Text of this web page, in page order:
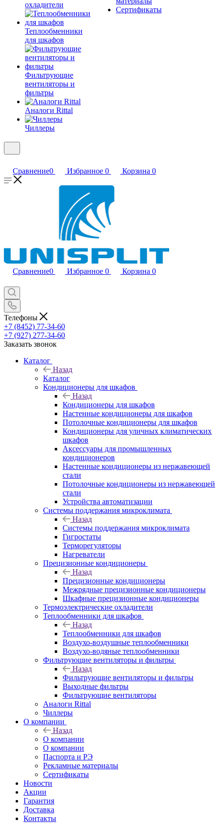
охладители
Теплообменники
для шкафов
Фильтрующие
вентиляторы и
фильтры
Аналоги Rittal
Чиллеры
Сертификаты
Сравнение0 Избранное 0 Корзина 0
Сравнение0 Избранное 0 Корзина 0
Телефоны
+7 (8452) 77-34-60
+7 (927) 277-34-60
Заказать звонок
Каталог
Назад
Каталог
Кондиционеры для шкафов
Назад
Кондиционеры для шкафов
Настенные кондиционеры для шкафов
Потолочные кондиционеры для шкафов
Кондиционеры для уличных климатических
шкафов
Аксессуары для промышленных
кондиционеров
Настенные кондиционеры из нержавеющей
стали
Потолочные кондиционеры из нержавеющей
стали
Устройства автоматизации
Системы поддержания микроклимата
Назад
Системы поддержания микроклимата
Гигростаты
Терморегуляторы
Нагреватели
Прецизионные кондиционеры
Назад
Прецизионные кондиционеры
Mежрядные прецизионные кондиционеры
Шкафные прецизионные кондиционеры
Термоэлектрические охладители
Теплообменники для шкафов
Назад
Теплообменники для шкафов
Воздухо-воздушные теплообменники
Воздухо-водяные теплообменники
Фильтрующие вентиляторы и фильтры
Назад
Фильтрующие вентиляторы и фильтры
Выходные фильтры
Фильтрующие вентиляторы
Аналоги Rittal
Чиллеры
О компании
Назад
О компании
О компании
Паспорта и РЭ
Рекламные материалы
Сертификаты
Новости
Акции
Гарантия
Доставка
Контакты